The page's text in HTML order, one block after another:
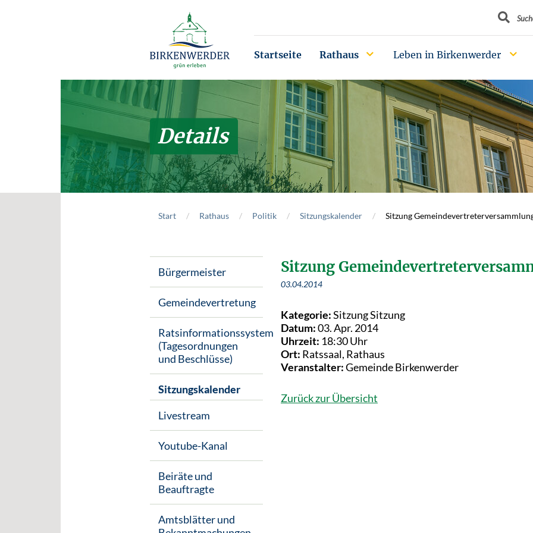
Startseite Rathaus Leben in Birkenwerder
Details
Start Rathaus Politik Sitzungskalender Sitzung
Bürgermeister
Gemeindevertretung
Ratsinformationssystem
(Tagesordnungen
und Beschlüsse)
Sitzungskalender
Livestream
Youtube-Kanal
Beiräte und
Beauftragte
Amtsblätter und
Sitzung
03.04.2014
Kategorie:Sitzung Sitzung
Datum:03. Apr. 2014
Uhrzeit: 18:30 Uhr
Ort: Ratssaal, Rathaus
Veranstalter:Gemeinde Birkenwerder
Zurück zur Übersicht